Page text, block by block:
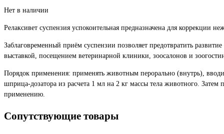
Нет в наличии
Релаксивет суспензия успокоительная предназначена для коррекции
Заблаговременный приём суспензии позволяет предотвратить
выставкой, посещением ветеринарной клиники, зоосалонов и
Порядок применения: применять животным перорально (внутрь),
шприца-дозатора из расчета 1 мл на 2 кг массы тела животного.
применению.
Сопутствующие товары